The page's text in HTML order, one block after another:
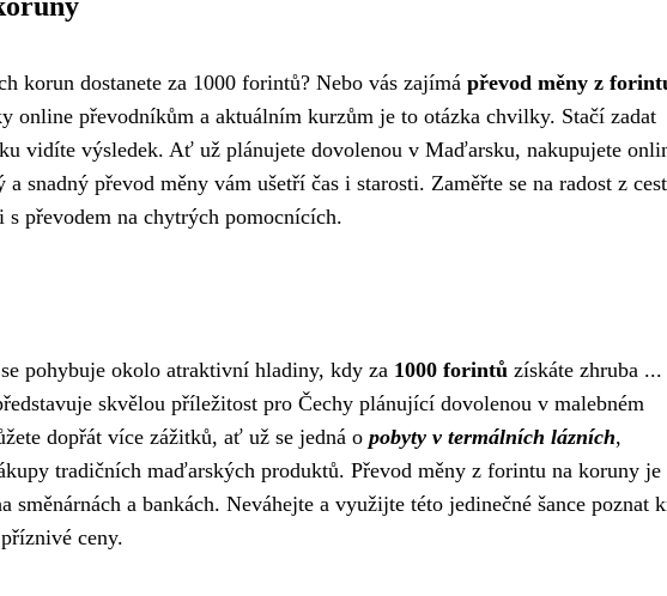
korun dostanete za 1000 forintů? Nebo vás zajímá převod měny z
online převodníkům a aktuálním kurzům je to otázka chvilky. Stačí zadat
vidíte výsledek. Ať už plánujete dovolenou v Maďarsku, nakupujete
snadný převod měny vám ušetří čas i starosti. Zaměřte se na radost z
s převodem na chytrých pomocnících.
pohybuje okolo atraktivní hladiny, kdy za 1000 forintů získáte zhruba ...
skvělou příležitost pro Čechy plánující dovolenou v malebném
dopřát více zážitků, ať už se jedná o pobyty v termálních lázních,
tradičních maďarských produktů. Převod měny z forintu na koruny je
směnárnách a bankách. Neváhejte a využijte této jedinečné šance poznat
ceny.